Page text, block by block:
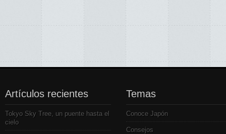
Artículos recientes
Tokyo Sky Tree, un puente hasta el
cielo
Temas
Conoce Japón
Consejos